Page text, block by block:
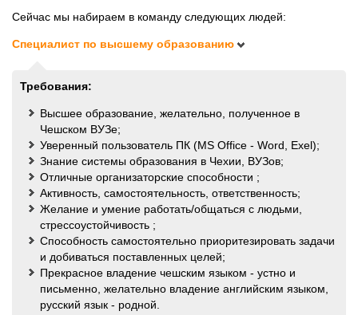
Сейчас мы набираем в команду следующих людей:
Специалист по высшему образованию
Требования:
Высшее образование, желательно, полученное в
Чешском ВУЗе;
Уверенный пользователь ПК (MS Office - Word, Exel);
Знание системы образования в Чехии, ВУЗов;
Отличные организаторские способности ;
Активность, самостоятельность, ответственность;
Желание и умение работать/общаться с людьми,
стрессоустойчивость ;
Способность самостоятельно приоритезировать задачи
и добиваться поставленных целей;
Прекрасное владение чешским языком - устно и
письменно, желательно владение английским языком,
русский язык - родной.